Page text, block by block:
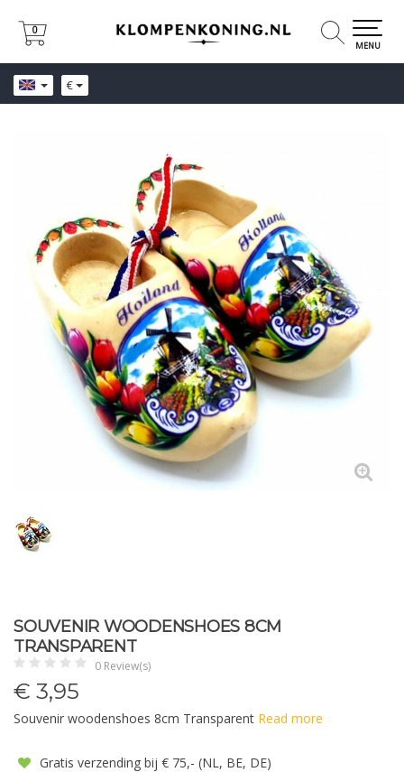
€
0
0
MENU
SOUVENIR WOODENSHOES 8CM
TRANSPARENT
0 Review(s)
€ 3,95
Souvenir woodenshoes 8cm Transparent Read more
Gratis verzending bij € 75,- (NL, BE, DE)